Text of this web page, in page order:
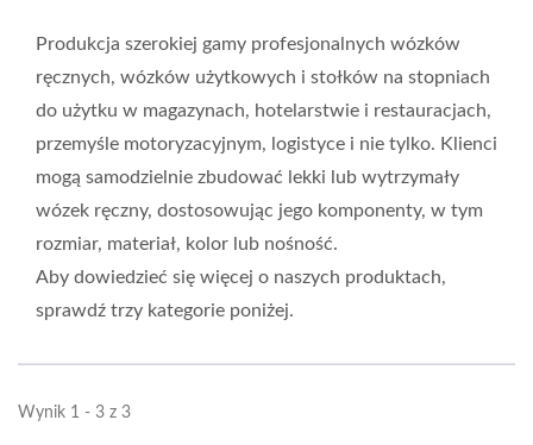
Produkcja szerokiej gamy profesjonalnych wózków
ręcznych, wózków użytkowych i stołków na stopniach
do użytku w magazynach, hotelarstwie i restauracjach,
przemyśle motoryzacyjnym, logistyce i nie tylko. Klienci
mogą samodzielnie zbudować lekki lub wytrzymały
wózek ręczny, dostosowując jego komponenty, w tym
rozmiar, materiał, kolor lub nośność.
Aby dowiedzieć się więcej o naszych produktach,
sprawdź trzy kategorie poniżej.
Wynik 1 - 3 z 3